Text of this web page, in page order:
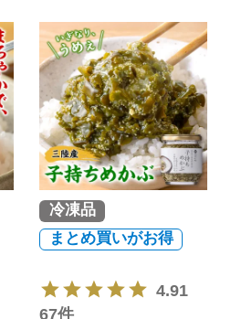
冷凍品
まとめ買いがお得
4.91
67件